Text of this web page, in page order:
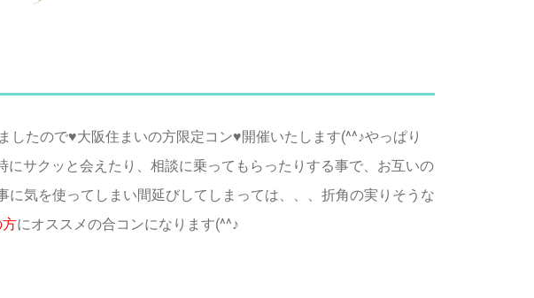
たので♥大阪住まいの方限定コン♥開催いたします(^^♪やっぱり
サクッと会えたり、相談に乗ってもらったりする事で、お互いの
気を使ってしまい間延びしてしまっては、、、折角の実りそうな
にオススメの合コンになります(^^♪